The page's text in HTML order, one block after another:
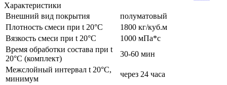
Характеристики
Внешний вид покрытия
полуматовый
Плотность смеси при t 20°C
1800 кг/куб.м
Вязкость смеси при t 20°С
1000 мПа*с
Время обработки состава при t
20°C (комплект)
30-60 мин
Межслойный интервал t 20°С,
минимум
через 24 часа